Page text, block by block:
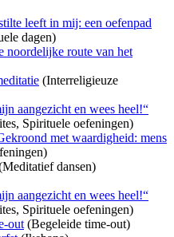
leeft in mij: een oefenpad
dagen)
noordelijke route van het
(Interreligieuze
aangezicht en wees heel!“
Spirituele oefeningen)
met waardigheid: mens
dansen)
aangezicht en wees heel!“
Spirituele oefeningen)
out (Begeleide time-out)